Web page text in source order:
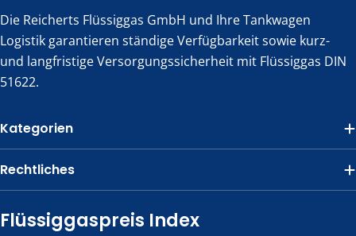
Die Reicherts Flüssiggas GmbH und Ihre Tankwagen
Logistik garantieren ständige Verfügbarkeit sowie kurz-
und langfristige Versorgungssicherheit mit Flüssiggas DIN
51622.
Kategorien
Rechtliches
Flüssiggaspreis Index